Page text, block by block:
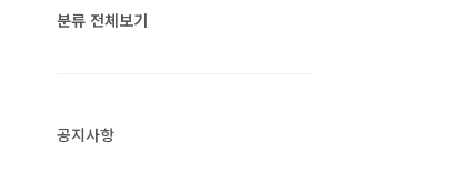
분류 전체보기
공지사항